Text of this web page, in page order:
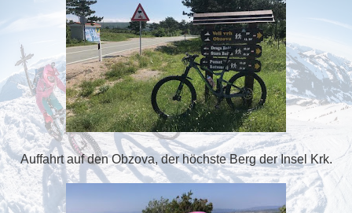
Auffahrt auf den Obzova, der höchste Berg der Insel Krk.